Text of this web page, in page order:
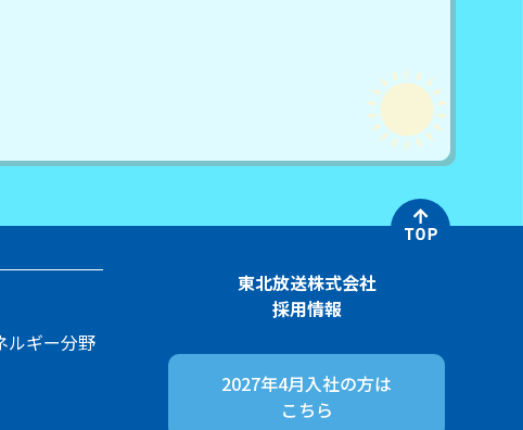
ルギー分野
東北放送株式会社
採用情報
2027年4月入社の方は
こちら